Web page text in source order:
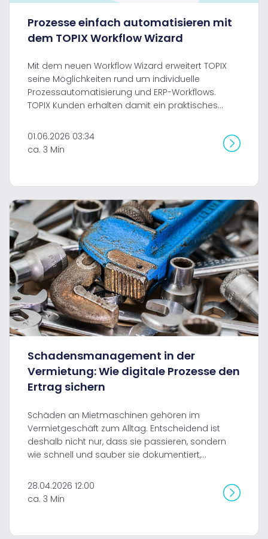
Prozesse einfach automatisieren mit
dem TOPIX Workflow Wizard
Mit dem neuen Workflow Wizard erweitert TOPIX
seine Möglichkeiten rund um individuelle
Prozessautomatisierung und ERP-Workflows.
TOPIX Kunden erhalten damit ein praktisches...
01.06.2026 03:34
ca. 3 Min
Schadensmanagement in der
Vermietung: Wie digitale Prozesse den
Ertrag sichern
Schäden an Mietmaschinen gehören im
Vermietgeschäft zum Alltag. Entscheidend ist
deshalb nicht nur, dass sie passieren, sondern
wie schnell und sauber sie dokumentiert,...
28.04.2026 12:00
ca. 3 Min